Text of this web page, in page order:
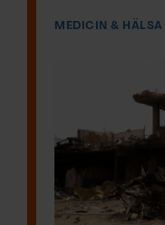
MEDICIN & HÄLSA